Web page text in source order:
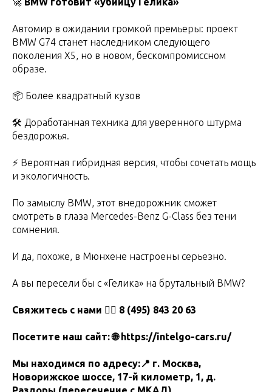
Автомир в ожидании громкой премьеры: проект
BMW G74 станет наследником следующего
поколения X5, но в новом, бескомпромиссном
образе.
📦 Более квадратный кузов
🛠 Доработанная техника для уверенного штурма
бездорожья.
⚡️ Вероятная гибридная версия, чтобы сочетать мощь
и экологичность.
По замыслу BMW, этот внедорожник сможет
смотреть в глаза Mercedes-Benz G-Class без тени
сомнения.
И да, похоже, в Мюнхене настроены серьезно.
А вы пересели бы с «Гелика» на брутальный BMW?
Свяжитесь с нами 👉🏻 8 (495) 843 20 63
Посетите наш сайт: 🌐https://intelgo-cars.ru/
Мы находимся по адресу:📍 г. Москва,
Новорижское шоссе, 17-й километр, 1, д.